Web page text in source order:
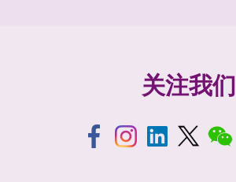
关注我们